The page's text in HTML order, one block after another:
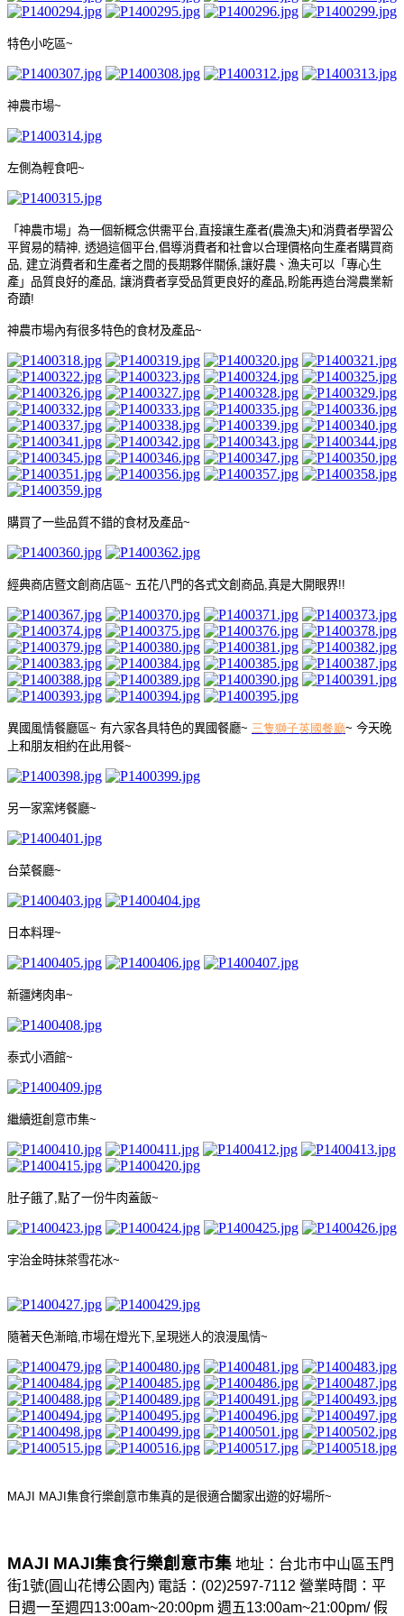
特色小吃區~
神農市場~
左側為輕食吧~
「神農市場」為一個新概念供需平台 直接讓生產者(農漁夫)和消費者學習公
平貿易的精神 透過這個平台 倡導消費者和社會以合理價格向生產者購買商
品 建立消費者和生產者之間的長期夥伴關係 讓好農、漁夫可以「專心生
產」品質良好的產品 讓消費者享受品質更良好的產品 盼能再造台灣農業新
奇蹟!
神農市場內有很多特色的食材及產品~
購買了一些品質不錯的食材及產品~
經典商店暨文創商店區~ 五花八門的各式文創商品 真是大開眼界!!
異國風情餐廳區~ 有六家各具特色的異國餐廳~ 三隻獅子英國餐廳~ 今天晚
上和朋友相約在此用餐~
另一家窯烤餐廳~
台菜餐廳~
日本料理~
新疆烤肉串~
泰式小酒館~
繼續逛創意市集~
肚子餓了 點了一份牛肉蓋飯~
宇治金時抹茶雪花冰~
隨著天色漸暗 市場在燈光下 呈現迷人的浪漫風情~
MAJI MAJI 集食行樂創意市集真的是很適合闔家出遊的好場所~
MAJI MAJI集食行樂創意市集 地址：台北市中山區玉門
街1號(圓山花博公園內) 電話： (02)2597-7112 營業時間：平
日週一至週四13:00am~20:00pm 週五13:00am~21:00pm/假